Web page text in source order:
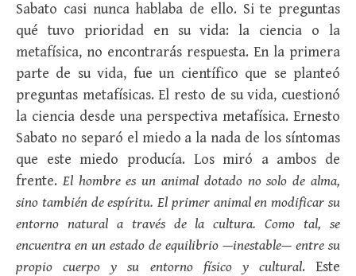
Sabato casi nunca hablaba de ello. Si te preguntas
qué tuvo prioridad en su vida: la ciencia o la
metafísica, no encontrarás respuesta. En la primera
parte de su vida, fue un científico que se planteó
preguntas metafísicas. El resto de su vida, cuestionó
la ciencia desde una perspectiva metafísica. Ernesto
Sabato no separó el miedo a la nada de los síntomas
que este miedo producía. Los miró a ambos de
frente. El hombre es un animal dotado no solo de alma,
sino también de espíritu. El primer animal en modificar su
entorno natural a través de la cultura. Como tal, se
encuentra en un estado de equilibrio —inestable— entre su
propio cuerpo y su entorno físico y cultural. Este